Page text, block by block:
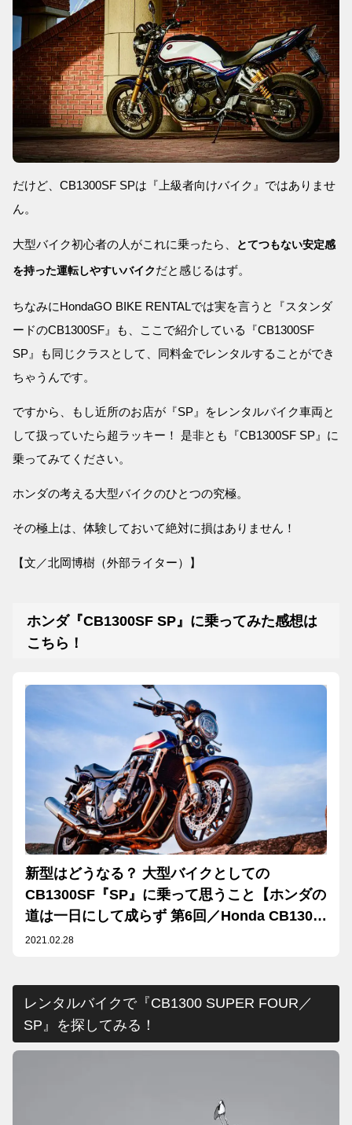
だけど、CB1300SF SPは『上級者向けバイク』ではありませ
ん。
大型バイク初心者の人がこれに乗ったら、 とてつもない安定感
を持った運転しやすいバイクだと感じるはず。
ちなみにHondaGO BIKE RENTALでは実を言うと『スタンダ
ードのCB1300SF』も、ここで紹介している『CB1300SF
SP』も同じクラスとして、同料金でレンタルすることができ
ちゃうんです。
ですから、もし近所のお店が『SP』をレンタルバイク車両と
して扱っていたら超ラッキー！ 是非とも『CB1300SF SP』に
乗ってみてください。
ホンダの考える大型バイクのひとつの究極。
その極上は、体験しておいて絶対に損はありません！
【文／北岡博樹（外部ライター）】
ホンダ『CB1300SF SP』に乗ってみた感想は
こちら！
新型はどうなる？ 大型バイクとしての
CB1300SF『SP』に乗って思うこと【ホンダの
道は一日にして成らず 第6回／Honda CB1300
SUPER FOUR SP 基本編】
2021.02.28
レンタルバイクで『CB1300 SUPER FOUR／
SP』を探してみる！